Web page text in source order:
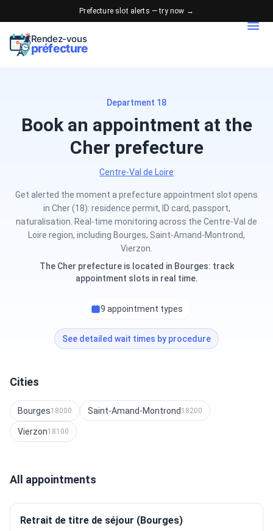
Prefecture slot alerts — try now →
Rendez-vous
préfecture
Department 18
Book an appointment at the
Cher prefecture
Centre-Val de Loire
Get alerted the moment a prefecture appointment slot opens
in Cher (18): residence permit, ID card, passport,
naturalisation. Real-time monitoring across the Centre-Val de
Loire region, including Bourges, Saint-Amand-Montrond,
Vierzon.
The Cher prefecture is located in Bourges: track
appointment slots in real time.
9 appointment types
See detailed wait times by procedure
Cities
Bourges18000 Saint-Amand-Montrond 18200
Vierzon18100
All appointments
Retrait de titre de séjour (Bourges)